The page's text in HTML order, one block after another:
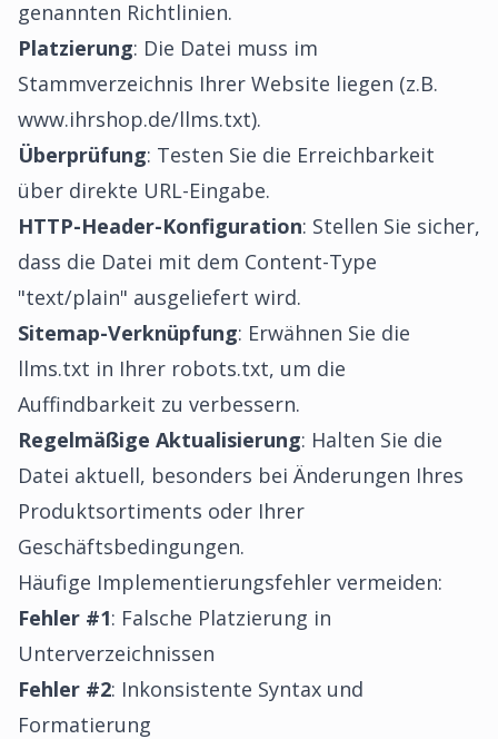
genannten Richtlinien.
Platzierung: Die Datei muss im
Stammverzeichnis Ihrer Website liegen (z.B.
www.ihrshop.de/llms.txt).
Überprüfung: Testen Sie die Erreichbarkeit
über direkte URL-Eingabe.
HTTP-Header-Konfiguration: Stellen Sie sicher,
dass die Datei mit dem Content-Type
"text/plain" ausgeliefert wird.
Sitemap-Verknüpfung: Erwähnen Sie die
llms.txt in Ihrer robots.txt, um die
Auffindbarkeit zu verbessern.
Regelmäßige Aktualisierung: Halten Sie die
Datei aktuell, besonders bei Änderungen Ihres
Produktsortiments oder Ihrer
Geschäftsbedingungen.
Häufige Implementierungsfehler vermeiden:
Fehler #1: Falsche Platzierung in
Unterverzeichnissen
Fehler #2: Inkonsistente Syntax und
Formatierung